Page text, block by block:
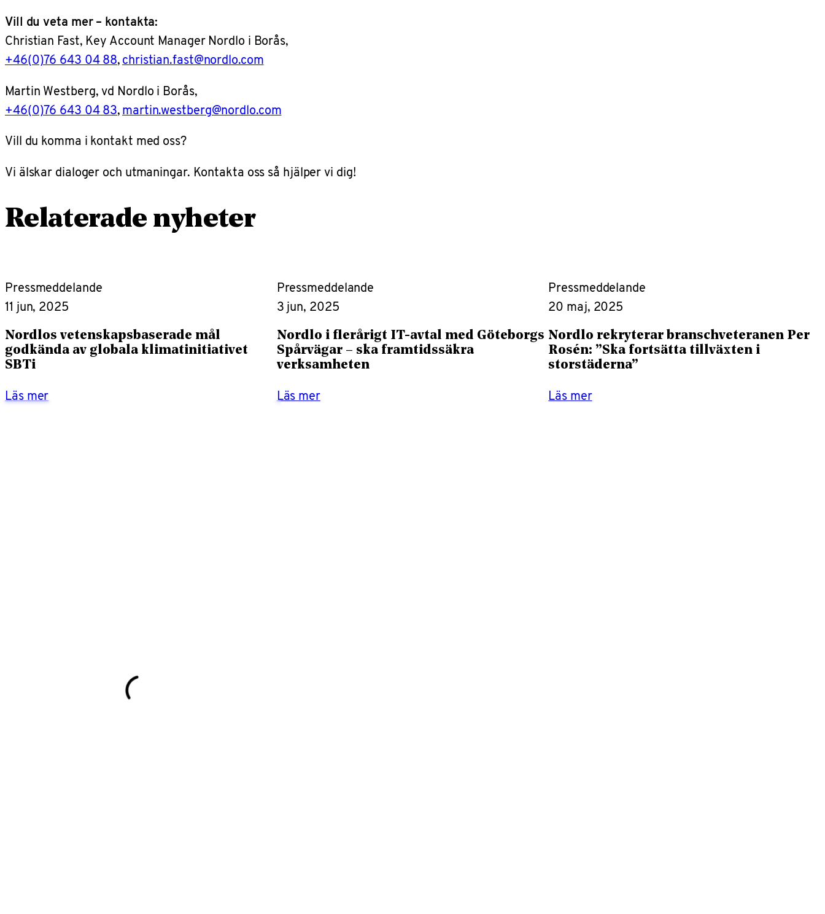
Vill du veta mer – kontakta:
Christian Fast, Key Account Manager Nordlo i Borås,
+46(0)76 643 04 88,christian.fast@nordlo.com
Martin Westberg, vd Nordlo i Borås,
+46(0)76 643 04 83,martin.westberg@nordlo.com
Vill du komma i kontakt med oss?
Vi älskar dialoger och utmaningar. Kontakta oss så hjälper vi dig!
Relaterade nyheter
Pressmeddelande
11 jun, 2025
Nordlos vetenskapsbaserade mål
godkända av globala klimatinitiativet
SBTi
Läs mer
Pressmeddelande
3 jun, 2025
Nordlo i flerårigt IT-avtal med Göteborgs
Spårvägar – ska framtidssäkra
verksamheten
Läs mer
Pressmeddelande
20 maj, 2025
Nordlo rekryterar branschveteranen Per
Rosén: ”Ska fortsätta tillväxten i
storstäderna”
Läs mer